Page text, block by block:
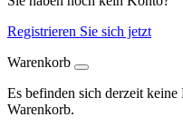
Registrieren Sie sich jetzt
Warenkorb
Es befinden sich derzeit
Warenkorb.